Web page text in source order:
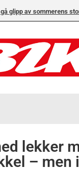
glipp av sommerens
lekker
– men